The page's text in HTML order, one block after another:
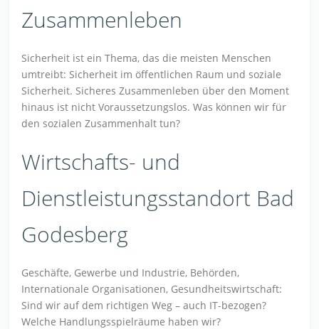
Zusammenleben
Sicherheit ist ein Thema, das die meisten Menschen
umtreibt: Sicherheit im öffentlichen Raum und soziale
Sicherheit. Sicheres Zusammenleben über den Moment
hinaus ist nicht Voraussetzungslos. Was können wir für
den sozialen Zusammenhalt tun?
Wirtschafts- und
Dienstleistungsstandort Bad
Godesberg
Geschäfte, Gewerbe und Industrie, Behörden,
Internationale Organisationen, Gesundheitswirtschaft:
Sind wir auf dem richtigen Weg – auch IT-bezogen?
Welche Handlungsspielräume haben wir?